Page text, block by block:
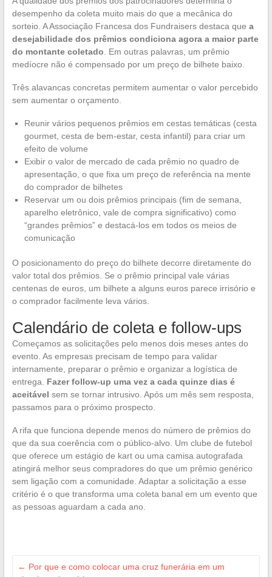
desempenho da coleta muito mais do que a mecânica do
sorteio. A Associação Francesa dos Fundraisers destaca que a
desejabilidade dos prêmios condiciona agora a maior parte
do montante coletado. Em outras palavras, um prêmio
medíocre não é compensado por um preço de bilhete baixo.
Três alavancas concretas permitem aumentar o valor percebido
sem aumentar o orçamento.
Reunir vários pequenos prêmios em cestas temáticas (cesta
gourmet, cesta de bem-estar, cesta infantil) para criar um
efeito de volume
Exibir o valor de mercado de cada prêmio no quadro de
apresentação, o que fixa um preço de referência na mente
do comprador de bilhetes
Reservar um ou dois prêmios principais (fim de semana,
aparelho eletrônico, vale de compra significativo) como
“grandes prêmios” e destacá-los em todos os meios de
comunicação
O posicionamento do preço do bilhete decorre diretamente do
valor total dos prêmios. Se o prêmio principal vale várias
centenas de euros, um bilhete a alguns euros parece irrisório e
o comprador facilmente leva vários.
Calendário de coleta e follow-ups
Começamos as solicitações pelo menos dois meses antes do
evento. As empresas precisam de tempo para validar
internamente, preparar o prêmio e organizar a logística de
entrega. Fazer follow-up uma vez a cada quinze dias é
aceitável sem se tornar intrusivo. Após um mês sem resposta,
passamos para o próximo prospecto.
A rifa que funciona depende menos do número de prêmios do
que da sua coerência com o público-alvo. Um clube de futebol
que oferece um estágio de kart ou uma camisa autografada
atingirá melhor seus compradores do que um prêmio genérico
sem ligação com a comunidade. Adaptar a solicitação a esse
critério é o que transforma uma coleta banal em um evento que
as pessoas aguardam a cada ano.
← Por que e como colocar uma cruz funerária em um